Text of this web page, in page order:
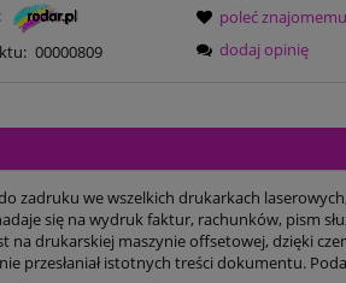
00000809
poleć znajomemu
dodaj opinię
zadruku we wszelkich drukarkach laserowych,
się na wydruk faktur, rachunków, pism
na drukarskiej maszynie offsetowej, dzięki
przesłaniał istotnych treści dokumentu.